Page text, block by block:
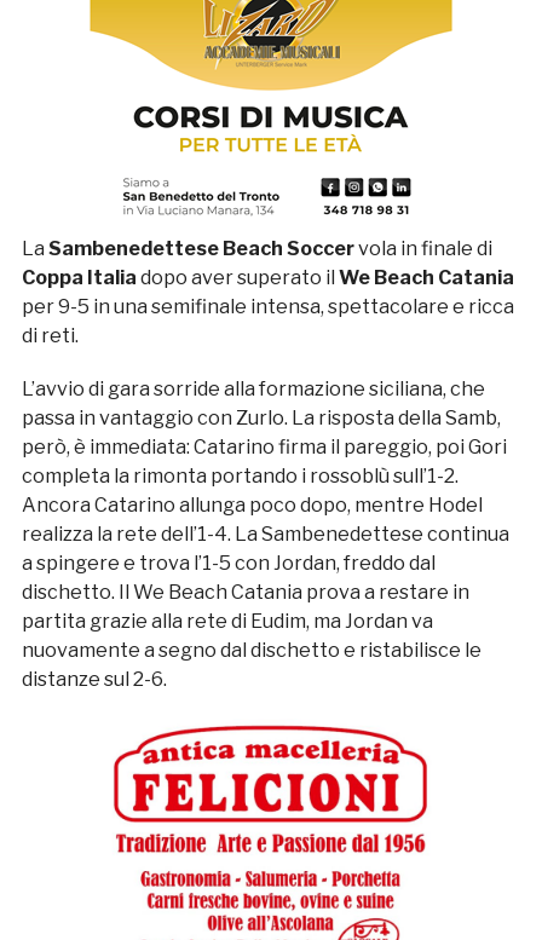
La Sambenedettese Beach Soccervola in finale di
Coppa Italia dopo aver superato il We Beach Catania
per 9-5 in una semifinale intensa, spettacolare e ricca
di reti.
L’avvio di gara sorride alla formazione siciliana, che
passa in vantaggio con Zurlo. La risposta della Samb,
però, è immediata: Catarino firma il pareggio, poi Gori
completa la rimonta portando i rossoblù sull’1-2.
Ancora Catarino allunga poco dopo, mentre Hodel
realizza la rete dell’1-4. La Sambenedettese continua
a spingere e trova l’1-5 con Jordan, freddo dal
dischetto. Il We Beach Catania prova a restare in
partita grazie alla rete di Eudim, ma Jordan va
nuovamente a segno dal dischetto e ristabilisce le
distanze sul 2-6.